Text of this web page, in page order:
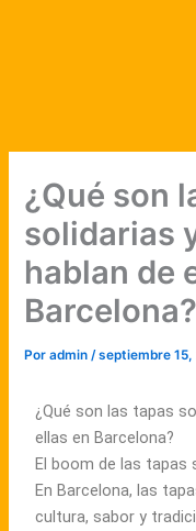
¿Qué son
solidarias
hablan de
Barcelona?
Poradmin/septiembre 15,
¿Qué son las tapas
ellas en Barcelona?
El boom de las tapas
En Barcelona, las
cultura, sabor y